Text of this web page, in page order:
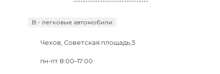
B - легковые автомобили
Чехов, Советская площадь,5
пн-пт 8:00–17:00